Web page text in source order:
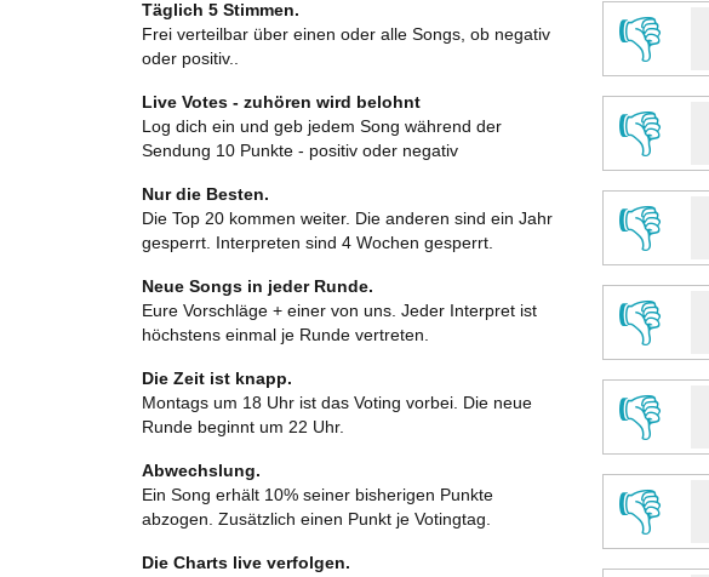
👎
👎
👎
👎
👎
👎
Täglich 5 Stimmen.
Frei verteilbar über einen oder alle Songs, ob negativ
oder positiv..
Live Votes - zuhören wird belohnt
Log dich ein und geb jedem Song während der
Sendung 10 Punkte - positiv oder negativ
Nur die Besten.
Die Top 20 kommen weiter. Die anderen sind ein Jahr
gesperrt. Interpreten sind 4 Wochen gesperrt.
Neue Songs in jeder Runde.
Eure Vorschläge + einer von uns. Jeder Interpret ist
höchstens einmal je Runde vertreten.
Die Zeit ist knapp.
Montags um 18 Uhr ist das Voting vorbei. Die neue
Runde beginnt um 22 Uhr.
Abwechslung.
Ein Song erhält 10% seiner bisherigen Punkte
abzogen. Zusätzlich einen Punkt je Votingtag.
Die Charts live verfolgen.